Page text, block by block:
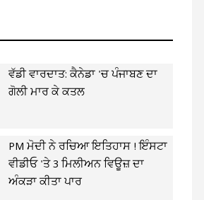
ਵੱਡੀ ਵਾਰਦਾਤ: ਕੈਨੇਡਾ 'ਚ ਪੰਜਾਬਣ ਦਾ
ਗੋਲੀ ਮਾਰ ਕੇ ਕਤਲ
PM ਮੋਦੀ ਨੇ ਰਚਿਆ ਇਤਿਹਾਸ ! ਇੰਸਟਾ
ਵੀਡੀਓ 'ਤੇ 3 ਮਿਲੀਅਨ ਵਿਊਜ਼ ਦਾ
ਅੰਕੜਾ ਕੀਤਾ ਪਾਰ